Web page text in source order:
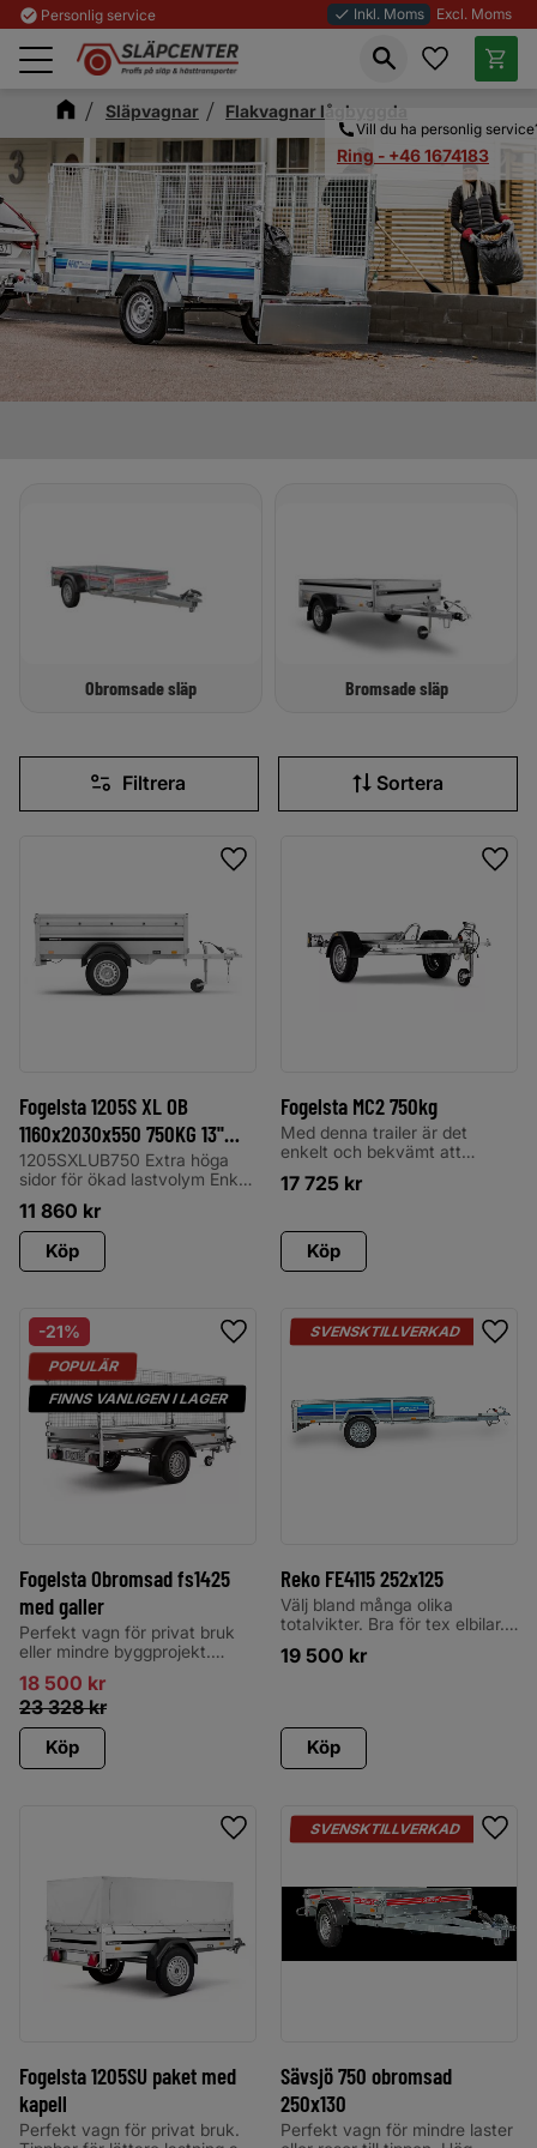
Meny
check_circle Personlig service done Inkl. Moms Excl. Moms
Vill du ha personlig
Ring - +46 1674183
Favoriter
Släpvagnar Flakvagnar lågbyggda
Obromsade släp Bromsade släp
Filtrera Sortera
Fogelsta 1205S XL OB
1160x2030x550 750KG 13''
TIPP 18-
1205SXLUB750 Extra höga
sidor för ökad lastvolym Enkel
Öppningsbar bakpanel
11 860 kr
Lägg till i favoriter
Köp
Fogelsta MC2 750kg
Med denna trailer är det
enkelt och bekvämt att
motorcyklar och mopeder.
med smart fastsurrning. Låg
uppkörningsvinkel, utmärkta
köregenskaper och flyttbar
17 725 kr
Köp
Fogelsta Obromsad fs1425
med galler
Perfekt vagn för privat bruk
eller mindre byggprojekt.
dragbalkar och är svetsad i
fram- och bakstam.
18 500 kr
23 328kr
21%
POPULÄR
FINNS VANLIGEN I LAGER
Lägg till i favoriter
Köp
Reko FE4115 252x125
Välj bland många olika
totalvikter. Bra för tex elbilar.
byggd vagn för de lite tuffare
19 500 kr
SVENSKTILLVERKAD
Köp
Fogelsta 1205SU paket med
kapell
Perfekt vagn för privat bruk.
Lägg till i favoriter
Sävsjö 750 obromsad
250x130
Perfekt vagn för mindre laster
SVENSKTILLVERKAD